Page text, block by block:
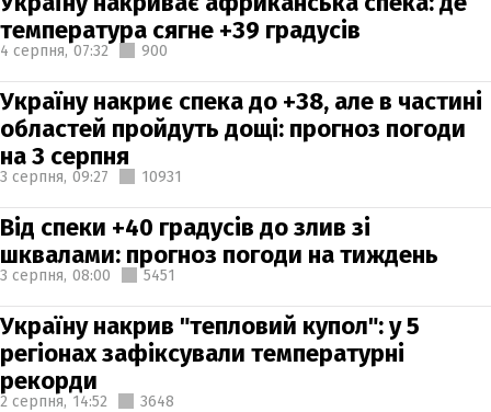
температура сягне +39 градусів
4 серпня, 07:32 900
Україну накриє спека до +38, але в частині
областей пройдуть дощі: прогноз погоди
на 3 серпня
3 серпня, 09:27 10931
Від спеки +40 градусів до злив зі
шквалами: прогноз погоди на тиждень
3 серпня, 08:00 5451
Україну накрив "тепловий купол": у 5
регіонах зафіксували температурні
рекорди
2 серпня, 14:52 3648